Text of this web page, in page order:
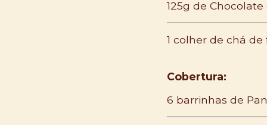
125g de
1 colher de chá
Cobertura:
6 barrinhas de